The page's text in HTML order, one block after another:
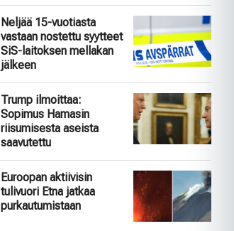
Neljää 15-vuotiasta
vastaan nostettu syytteet
SiS-laitoksen mellakan
jälkeen
Trump ilmoittaa:
Sopimus Hamasin
riisumisesta aseista
saavutettu
Euroopan aktiivisin
tulivuori Etna jatkaa
purkautumistaan